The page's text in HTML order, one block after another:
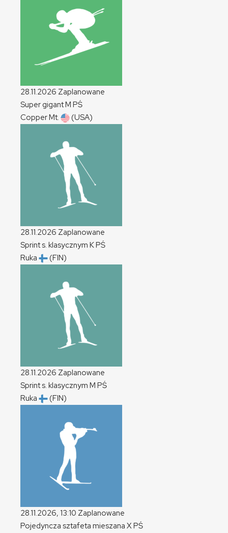
28.11.2026 Zaplanowane
Super gigantM PŚ
Copper Mt.
(USA)
28.11.2026 Zaplanowane
Sprint s. klasycznym KPŚ
Ruka
(FIN)
28.11.2026 Zaplanowane
Sprint s. klasycznym M PŚ
Ruka
(FIN)
28.11.2026, 13:10 Zaplanowane
Pojedyncza sztafeta mieszana XPŚ